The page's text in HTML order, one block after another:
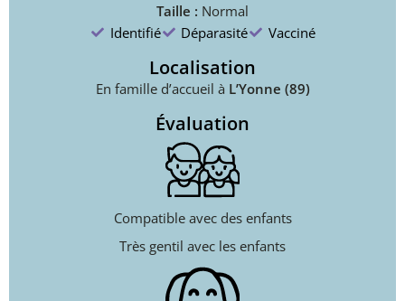
Taille : Normal
Identifié
Déparasité Vacciné
Localisation
En famille d’accueil à L’Yonne (89)
Évaluation
Compatible avec des enfants
Très gentil avec les enfants